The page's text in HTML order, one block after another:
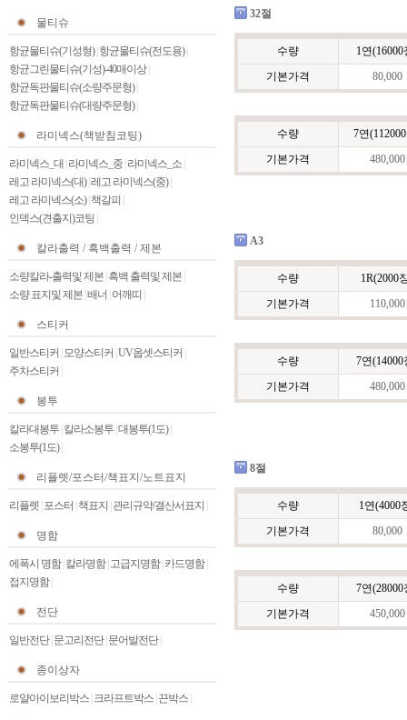
물티슈
항균물티슈(기성형)| 항균물티슈(전도용)|
항균그린물티슈(기성)-40매이상|
항균독판물티슈(소량주문형)|
항균독판물티슈(대량주문형)|
라미넥스(책받침코팅)
라미넥스_대 라미넥스_중 라미넥스_소
레고 라미넥스(대)| 레고 라미넥스(중)|
레고 라미넥스(소)| 책갈피
인덱스(견출지)코팅
칼라출력 / 흑백출력 / 제본
소량칼라-출력및 제본 흑백 출력및 제본
소량 표지및 제본 배너 어깨띠
스티커
일반스티커 모양스티커 UV옵셋스티커
주차스티커
봉투
칼라대봉투 칼라소봉투 대봉투(1도)|
소봉투(1도)|
리플렛/포스터/책표지/노트표지
리플렛 포스터 책표지 관리규약/결산서표지
명함
에폭시 명함| 칼라명함| 고급지명함| 카드명함|
접지명함|
전단
일반전단| 문고리전단| 문어발전단|
종이상자
로얄아이보리박스 크라프트박스 끈박스
32절
수량
1연(16000
기본가격
80,000
수량
7연
기본가격
480,000
A3
수량
1R(2000
기본가격
110,000
수량
7연(14000
기본가격
480,000
8절
수량
1연(4000
기본가격
80,000
수량
7연(28000
기본가격
450,000